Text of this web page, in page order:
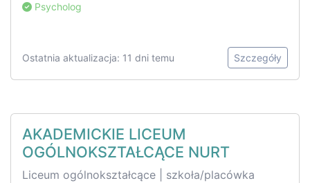
Psycholog
Ostatnia aktualizacja: 11 dni temu Szczegóły
AKADEMICKIE LICEUM
OGÓLNOKSZTAŁCĄCE NURT
Liceum ogólnokształcące | szkoła/placówka